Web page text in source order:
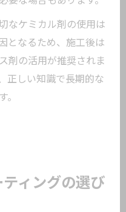
なケミカル剤の使用は
となるため、施工後は
剤の活用が推奨されま
正しい知識で長期的な
。
ィングの選び